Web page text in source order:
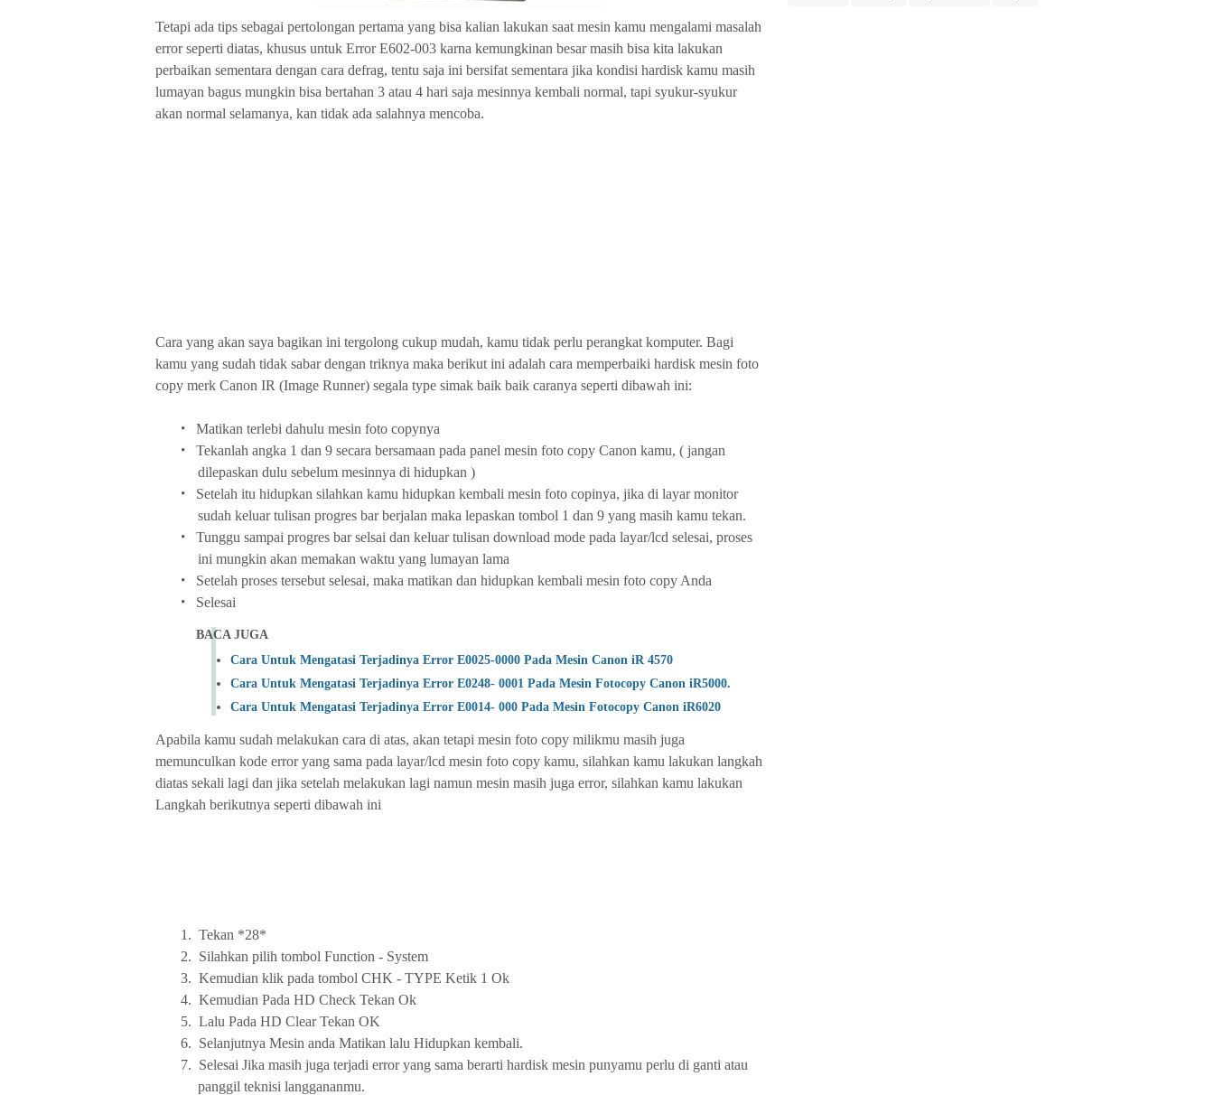
Tetapi ada tips sebagai pertolongan pertama yang bisa kalian lakukan saat mesin kamu mengalami masalah
error seperti diatas, khusus untuk Error E602-003 karna kemungkinan besar masih bisa kita lakukan
perbaikan sementara dengan cara defrag, tentu saja ini bersifat sementara jika kondisi hardisk kamu masih
lumayan bagus mungkin bisa bertahan 3 atau 4 hari saja mesinnya kembali normal, tapi syukur-syukur
akan normal selamanya, kan tidak ada salahnya mencoba.
Cara yang akan saya bagikan ini tergolong cukup mudah, kamu tidak perlu perangkat komputer. Bagi
kamu yang sudah tidak sabar dengan triknya maka berikut ini adalah cara memperbaiki hardisk mesin foto
copy merk Canon IR (Image Runner) segala type simak baik baik caranya seperti dibawah ini:
• Matikan terlebi dahulu mesin foto copynya
•
Tekanlah angka 1 dan 9 secara bersamaan pada panel mesin foto copy Canon kamu, ( jangan
dilepaskan dulu sebelum mesinnya di hidupkan )
•
Setelah itu hidupkan silahkan kamu hidupkan kembali mesin foto copinya, jika di layar monitor
sudah keluar tulisan progres bar berjalan maka lepaskan tombol 1 dan 9 yang masih kamu tekan.
•
Tunggu sampai progres bar selsai dan keluar tulisan download mode pada layar/lcd selesai, proses
ini mungkin akan memakan waktu yang lumayan lama
• Setelah proses tersebut selesai, maka matikan dan hidupkan kembali mesin foto copy Anda
• Selesai
BACA JUGA
Cara Untuk Mengatasi Terjadinya Error E0025-0000 Pada Mesin Canon iR 4570
Cara Untuk Mengatasi Terjadinya Error E0248- 0001 Pada Mesin Fotocopy Canon iR5000.
Cara Untuk Mengatasi Terjadinya Error E0014- 000 Pada Mesin Fotocopy Canon iR6020
Apabila kamu sudah melakukan cara di atas, akan tetapi mesin foto copy milikmu masih juga
memunculkan kode error yang sama pada layar/lcd mesin foto copy kamu, silahkan kamu lakukan langkah
diatas sekali lagi dan jika setelah melakukan lagi namun mesin masih juga error, silahkan kamu lakukan
Langkah berikutnya seperti dibawah ini
1. Tekan *28*
2. Silahkan pilih tombol Function - System
3. Kemudian klik pada tombol CHK - TYPE Ketik 1 Ok
4. Kemudian Pada HD Check Tekan Ok
5. Lalu Pada HD Clear Tekan OK
6. Selanjutnya Mesin anda Matikan lalu Hidupkan kembali.
7. Selesai Jika masih juga terjadi error yang sama berarti hardisk mesin punyamu perlu di ganti atau
panggil teknisi langgananmu.